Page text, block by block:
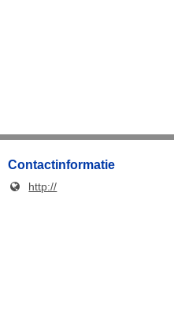
Contactinformatie
http://